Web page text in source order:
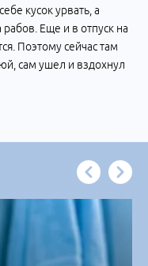
кусок урвать, а
Еще и в отпуск на
Поэтому сейчас там
сам ушел и вздохнул